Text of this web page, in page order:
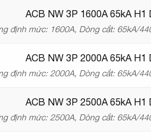
ACB NW 3P 1600A 65kA H1
định mức: 1600A, Dòng cắt: 65kA/
ACB NW 3P 2000A 65kA H1
định mức: 2000A, Dòng cắt: 65kA/
ACB NW 3P 2500A 65kA H1
định mức: 2500A, Dòng cắt: 65kA/